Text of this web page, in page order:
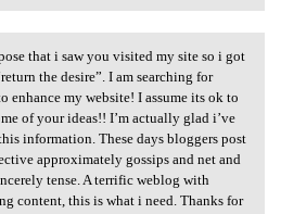
that i saw you
that i saw you visited my site so i got
the desire”. I am searching for
enhance my website! I assume its ok to
of your ideas!! I’m actually glad i’ve
information. These days bloggers post
approximately gossips and net and
tense. A terrific weblog with
content, this is what i need. Thanks for